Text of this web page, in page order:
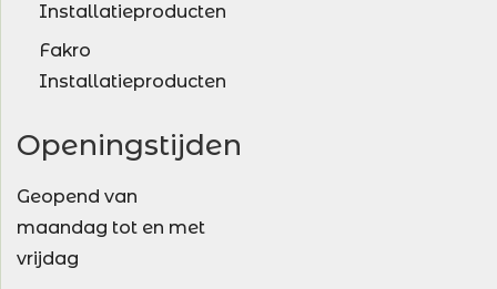
Installatieproducten
Fakro
Installatieproducten
Openingstijden
Geopend van
maandag tot en met
vrijdag